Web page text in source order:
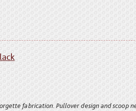
fabrication. Pullover design and scoop